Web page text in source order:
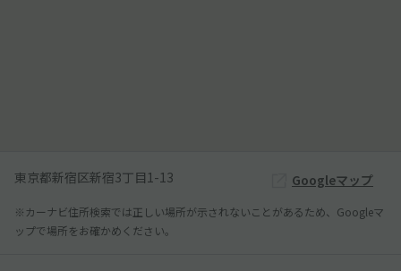
東京都新宿区新宿3丁目1-13 Googleマップ
※カーナビ住所検索では正しい場所が示されないことがあるため、Googleマ
ップで場所をお確かめください。